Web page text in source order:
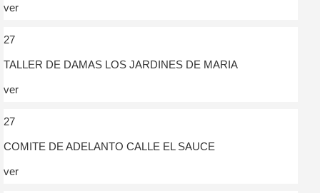
ver
27
TALLER DE DAMAS LOS JARDINES DE MARIA
ver
27
COMITE DE ADELANTO CALLE EL SAUCE
ver